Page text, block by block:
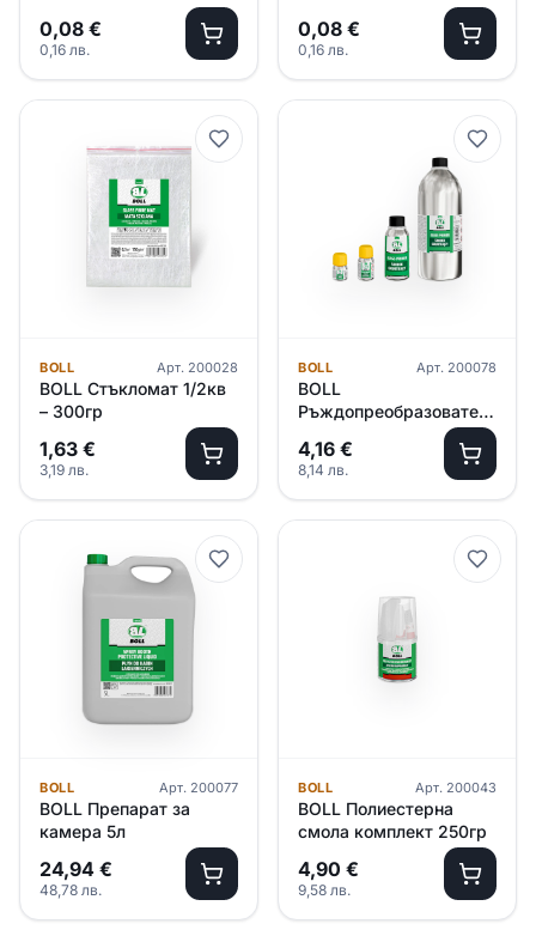
0,08 €
0,16 лв.
0,08 €
0,16 лв.
BOLL Арт. 200028
BOLL Стъкломат 1/2кв
– 300гр
1,63 €
3,19 лв.
BOLL Арт. 200078
BOLL
Ръждопреoбразовател
4,16 €
8,14 лв.
BOLL Арт. 200077
BOLL Препарат за
камера 5л
24,94 €
48,78 лв.
BOLL Арт. 200043
BOLL Полиестерна
смола комплект 250гр
4,90 €
9,58 лв.